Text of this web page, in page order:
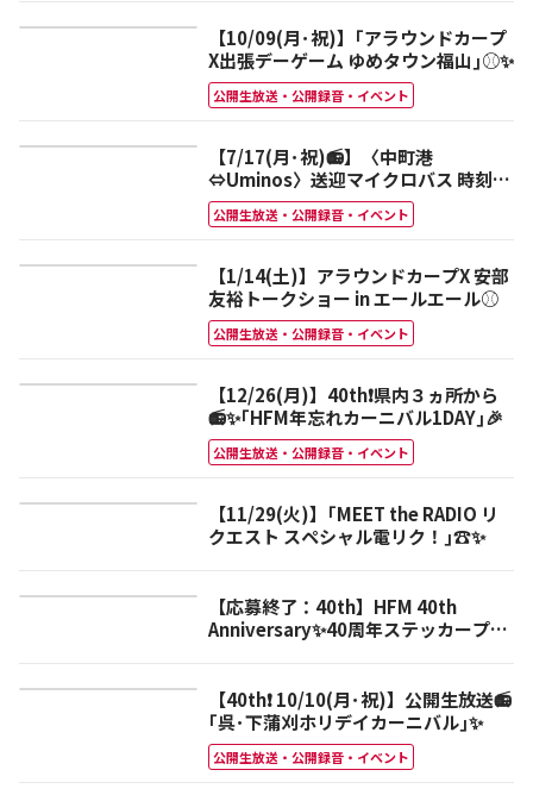
【10/09(月･祝)】｢アラウンドカープ
X出張デーゲーム ゆめタウン福山｣⚾✨
公開生放送・公開録音・イベント
【7/17(月･祝)📻】〈中町港
⇔Uminos〉送迎マイクロバス 時刻表
追記🚌💨 3番組同時公開生放送
｢HFM海の日Uminosカーニバル１
公開生放送・公開録音・イベント
【1/14(土)】アラウンドカープX 安部
友裕トークショー in エールエール⚾
公開生放送・公開録音・イベント
【12/26(月)】40th❗️県内３ヵ所から
📻✨｢HFM年忘れカーニバル1DAY｣🎉
公開生放送・公開録音・イベント
【11/29(火)】｢MEET the RADIO リ
クエスト スペシャル電リク！｣☎✨
【応募終了：40th】HFM 40th
Anniversary✨40周年ステッカープレ
【40th❗️ 10/10(月･祝)】公開生放送📻
｢呉･下蒲刈ホリデイカーニバル｣✨
公開生放送・公開録音・イベント